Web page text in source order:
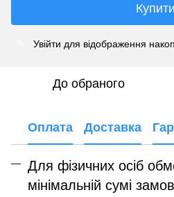
Купити
Увійти для відображення
До обраного
Оплата Доставка
Для фізичних осіб
мінімальній сумі